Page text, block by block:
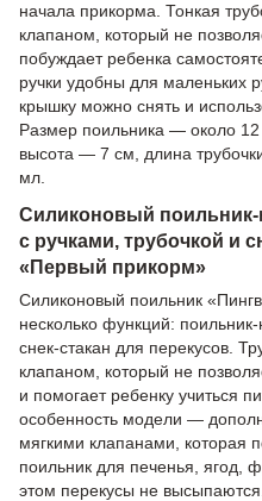
начала прикорма. Тонкая
клапаном, который не
побуждает ребенка
ручки удобны для маленьких
крышку можно снять и
Размер поильника — около
высота — 7 см, длина
мл.
Силиконовый
с ручками, трубочкой и
«Первый прикорм»
Силиконовый поильник
несколько функций:
снек-стакан для перекусов.
клапаном, который не
и помогает ребенку учиться
особенность модели —
мягкими клапанами, которая
поильник для печенья, ягод,
этом перекусы не